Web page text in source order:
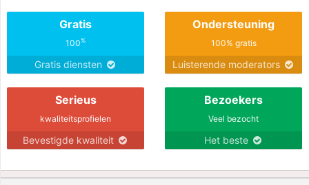
Gratis
100%
Gratis diensten
Ondersteuning
100% gratis
Luisterende moderators
Serieus
kwaliteitsprofielen
Bevestigde kwaliteit
Bezoekers
Veel bezocht
Het beste